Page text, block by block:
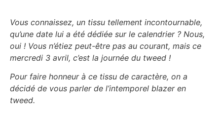
Vous connaissez, un tissu tellement incontournable,
qu’une date lui a été dédiée sur le calendrier ? Nous,
oui ! Vous n’étiez peut-être pas au courant, mais ce
mercredi 3 avril, c’est la journée du tweed !
Pour faire honneur à ce tissu de caractère, on a
décidé de vous parler de l’intemporel blazer en
tweed.